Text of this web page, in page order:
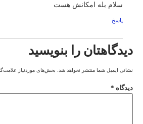
سلام بله امکانش هست
پاسخ
دیدگاهتان را بنویسید
نشانی ایمیل شما منتشر نخواهد شد. بخش‌های موردنیاز
دیدگاه *